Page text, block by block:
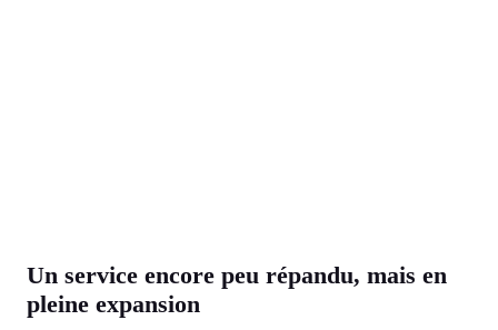
Un service encore peu répandu, mais en
pleine expansion